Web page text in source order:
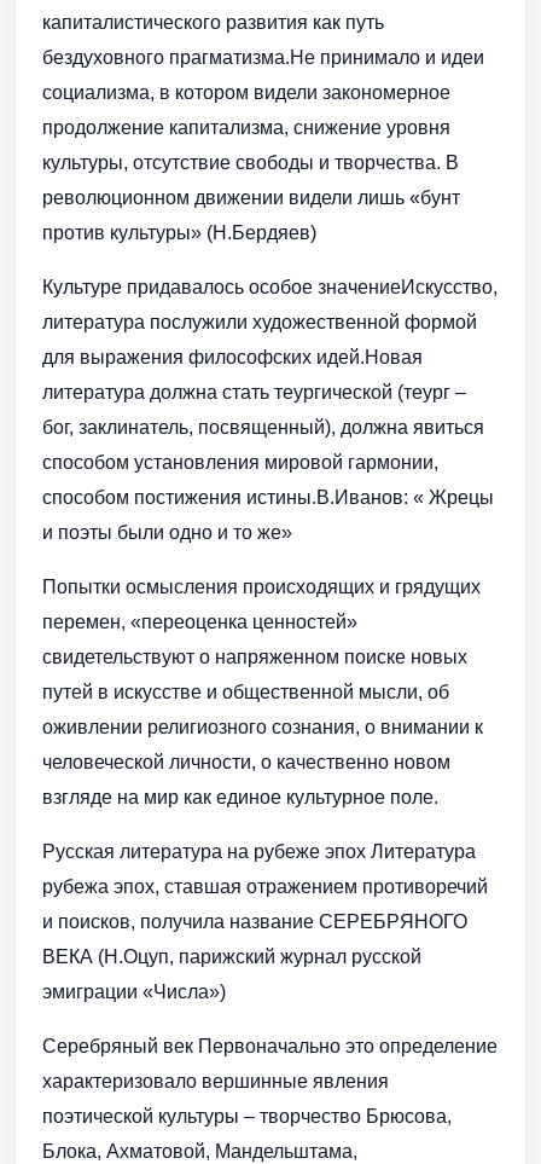
капиталистического развития как путь
бездуховного прагматизма.Не принимало и идеи
социализма, в котором видели закономерное
продолжение капитализма, снижение уровня
культуры, отсутствие свободы и творчества. В
революционном движении видели лишь «бунт
против культуры» (Н.Бердяев)
Культуре придавалось особое значениеИскусство,
литература послужили художественной формой
для выражения философских идей.Новая
литература должна стать теургической (теург –
бог, заклинатель, посвященный), должна явиться
способом установления мировой гармонии,
способом постижения истины.В.Иванов: « Жрецы
и поэты были одно и то же»
Попытки осмысления происходящих и грядущих
перемен, «переоценка ценностей»
свидетельствуют о напряженном поиске новых
путей в искусстве и общественной мысли, об
оживлении религиозного сознания, о внимании к
человеческой личности, о качественно новом
взгляде на мир как единое культурное поле.
Русская литература на рубеже эпох Литература
рубежа эпох, ставшая отражением противоречий
и поисков, получила название СЕРЕБРЯНОГО
ВЕКА (Н.Оцуп, парижский журнал русской
эмиграции «Числа»)
Серебряный век Первоначально это определение
характеризовало вершинные явления
поэтической культуры – творчество Брюсова,
Блока, Ахматовой, Мандельштама,